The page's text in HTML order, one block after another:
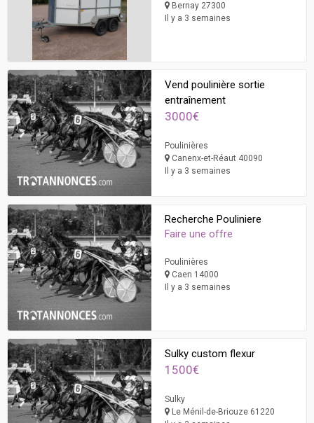
Bernay 27300
Il y a 3 semaines
Vend poulinière sortie
entraînement
3000€
Poulinières
Canenx-et-Réaut 40090
Il y a 3 semaines
Recherche Pouliniere
Faire une offre
Poulinières
Caen 14000
Il y a 3 semaines
Sulky custom flexur
1500€
Sulky
Le Ménil-de-Briouze 61220